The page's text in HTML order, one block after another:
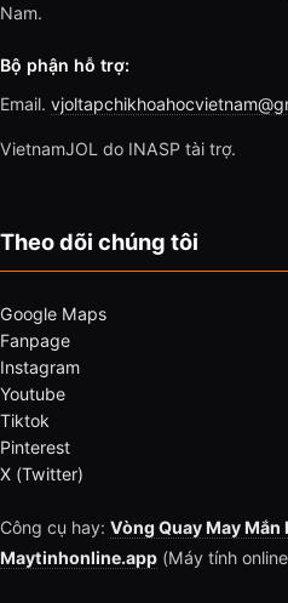
Nam.
Bộ phận hỗ trợ:
Email.
VietnamJOL do INASP tài trợ.
Theo dõi chúng tôi
Google Maps
Fanpage
Instagram
Youtube
Tiktok
Pinterest
X (Twitter)
Công cụ hay: Vòng Quay May Mắn
Maytinhonline.app (Máy tính